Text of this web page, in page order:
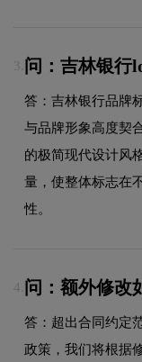
3. 问：吉林银行
答：吉林银行品牌
与品牌形象高度契
的极简现代设计风
量，使整体标志在
性。
4. 问：额外修改
答：超出合同约定
政策，我们将根据